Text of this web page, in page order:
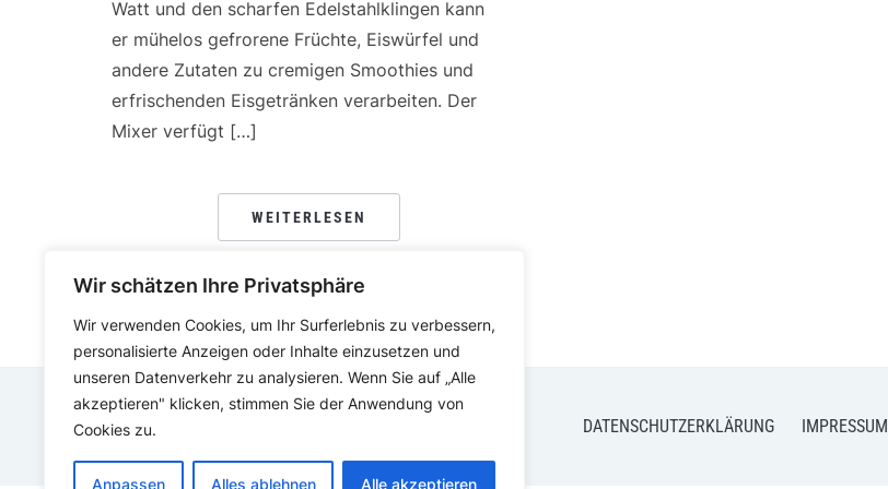
Wir schätzen Ihre Privatsphäre
Wir verwenden Cookies, um Ihr Surferlebnis zu verbessern,
personalisierte Anzeigen oder Inhalte einzusetzen und
unseren Datenverkehr zu analysieren. Wenn Sie auf „Alle
akzeptieren" klicken, stimmen Sie der Anwendung von
Cookies zu.
Anpassen Alles ablehnen Alle akzeptieren
Watt und den scharfen Edelstahlklingen kann
er mühelos gefrorene Früchte, Eiswürfel und
andere Zutaten zu cremigen Smoothies und
erfrischenden Eisgetränken verarbeiten. Der
Mixer verfügt […]
WEITERLESEN
DATENSCHUTZERKLÄRUNG IMPRESSUM